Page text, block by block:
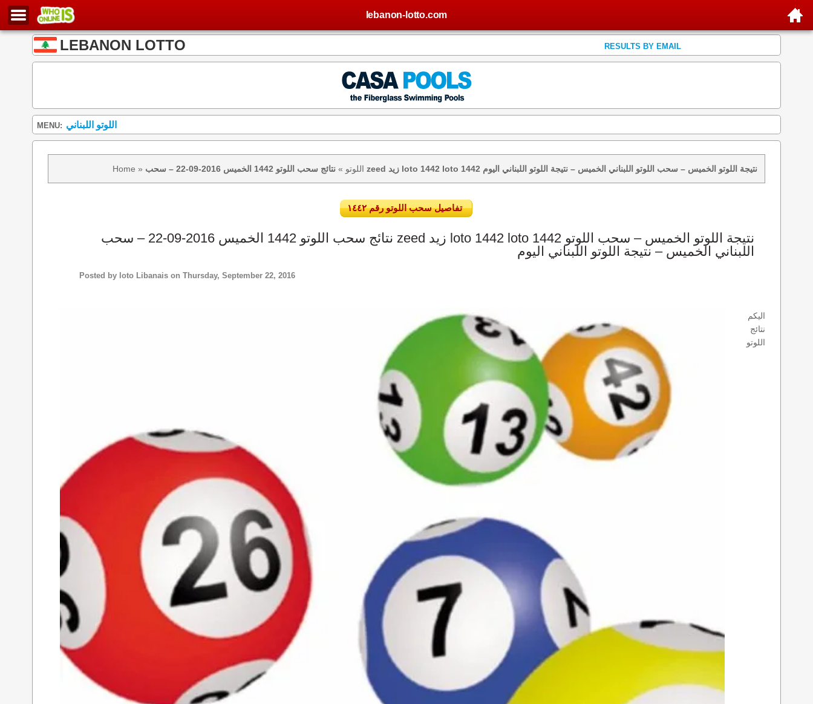
lebanon-lotto.com
LEBANON LOTTO RESULTS BY EMAIL
MENU: اللوتو اللبناني
Home » اللوتو » نتائج سحب اللوتو 1442 الخميس 2016-09-22 – سحب zeed زيد loto 1442 loto 1442 نتيجة اللوتو الخميس – سحب اللوتو اللبناني الخميس – نتيجة اللوتو اللبناني اليوم
تفاصيل سحب اللوتو رقم ١٤٤٢
نتائج سحب اللوتو 1442 الخميس 2016-09-22 – سحب zeed زيد loto 1442 loto 1442 نتيجة اللوتو الخميس – سحب اللوتو
اللبناني الخميس – نتيجة اللوتو اللبناني اليوم
Posted by loto Libanais on Thursday, September 22, 2016
اليكم
نتائج
اللوتو